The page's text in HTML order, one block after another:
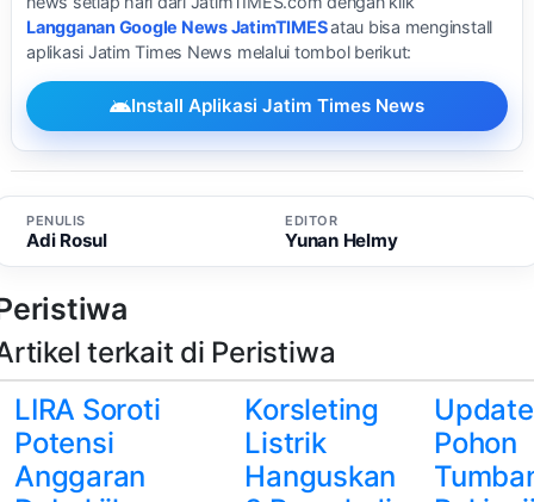
Langganan Google News JatimTIMESatau bisa menginstall
aplikasi Jatim Times News melalui tombol berikut:
Install Aplikasi Jatim Times News
PENULIS
Adi Rosul
EDITOR
Yunan Helmy
terkait di Peristiwa
LIRA Soroti
Potensi
Anggaran
Korsleting
Listrik
Hanguskan
Update
Pohon